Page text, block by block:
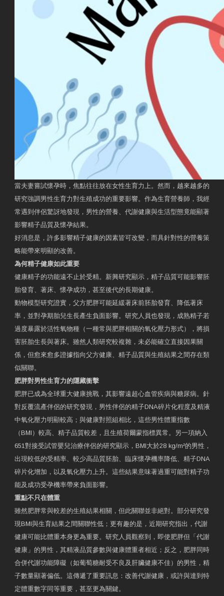
當夫妻嘗試懷孕時，焦點往往放在女性生育力上。然而，越來越多的
研究強調男性生育力對生殖成功的重要影響。作為生育營養師，我經
常遇到伴侶驚訝地發現，男性的營養、代謝健康與生活型態竟能顯著
影響精子品質及懷孕結果。
好消息是，許多影響精子健康的因素皆可改變，而具針對性的營養策
略能帶來明顯的改善。
為何精子健康如此重要
健康精子的功能遠不止於受精。新興研究顯示，精子品質可能影響胚
胎發育、著床、懷孕成功，甚至後代的長期健康。
動物模型研究證實，父方肥胖可能延緩著床前胚胎發育、降低著床
率，並對孕期胎兒生長產生負面影響。研究人員也發現，成熟精子若
過度暴露於活性氧物種（一種常與肥胖相關的氧化壓力形式），將損
害胚胎生長與著床。雖然人類研究較複雜，未必能確立直接因果關
係，但愈來愈多證據指向父方健康、精子品質與生殖結果之間存在類
似關聯。
肥胖對男性生育力的隱藏衝擊
肥胖已成為全球重大健康挑戰，其影響遠超心血管疾病與糖尿病。針
對反覆流產伴侶的研究發現，男性伴侶的精子DNA碎片化程度及精液
中氧化壓力明顯較高；與健康對照組相比，這些男性體重指數
（BMI）較高、精子品質較差，且生殖荷爾蒙指標異常。另一項納入
651對接受試管嬰兒治療伴侶的研究顯示，BMI大於28 kg/m²的男性，
出現較低的受精率、較少高品質胚胎、臨床懷孕機率降低、精子DNA
碎片化增加，以及氧化壓力上升。這些結果意味著過重可能對精子功
能及成功受孕機率帶來負面影響。
重點不只在體重
雖然肥胖常與較差的生殖結果相關，但此關聯並非絕對。部分研究發
現BMI與生育結果之間關聯性低；更有趣的是，近期研究指出，代謝
健康可能比體重本身更為重要。研究人員觀察到，即使肥胖但「代謝
健康」的男性，其精液品質參數與健康體重者相近；反之，肥胖同時
合併代謝功能障礙（如葡萄糖耐受不良及肝臟健康不佳）的男性，精
子數量顯著偏低。這傳遞了重要訊息：改善代謝健康，或許與達到特
定體重數字同等重要，甚至更為關鍵。